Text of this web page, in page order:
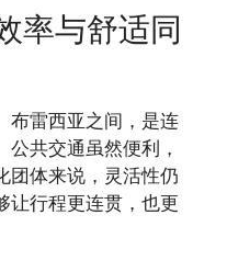
率与舒适同
布雷西亚之间，是连
共交通虽然便利，
团体来说，灵活性仍
让行程更连贯，也更